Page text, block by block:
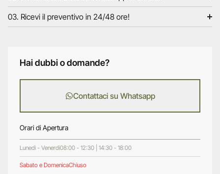
03. Ricevi il preventivo in 24/48 ore!
Hai dubbi o domande?
Contattaci su Whatsapp
Orari di Apertura
Lunedì - Venerdì08:00 - 12:30 | 14:30 - 18:00
Sabato e DomenicaChiuso